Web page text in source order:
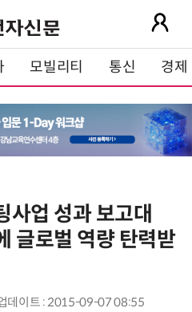
모빌리티 통신 경제
사업 성과 보고대
글로벌 역량 탄력받
데이트 : 2015-09-07 08:55